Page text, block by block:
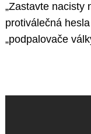
„Zastavte nacisty
protiválečná
„podpalovače